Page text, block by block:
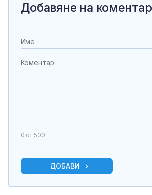
Добавяне на коментар
0 от 500
ДОБАВИ